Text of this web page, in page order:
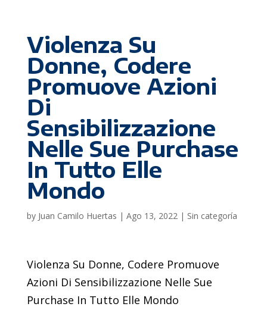
Violenza Su
Donne, Codere
Promuove Azioni
Di
Sensibilizzazione
Nelle Sue Purchase
In Tutto Elle
Mondo
by Juan Camilo Huertas | Ago 13, 2022| Sin categoría
Violenza Su Donne, Codere Promuove
Azioni Di Sensibilizzazione Nelle Sue
Purchase In Tutto Elle Mondo